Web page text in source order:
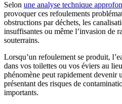
Selon une analyse technique
provoquer ces refoulements
obstructions par déchets, les
insuffisantes ou même l’invasion de
souterrains.
Lorsqu’un refoulement se produit,
dans vos toilettes ou vos éviers au
phénomène peut rapidement devenir
présentant des risques de
importants.